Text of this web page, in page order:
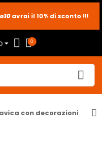
avrai il 10% di sconto !!!
0
con decorazioni